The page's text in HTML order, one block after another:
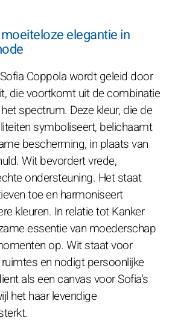
elegantie in
Coppola wordt geleid door
die voortkomt uit de combinatie
spectrum. Deze kleur, die de
symboliseert, belichaamt
bescherming, in plaats van
Wit bevordert vrede,
ondersteuning. Het staat
toe en harmoniseert
kleuren. In relatie tot Kanker
essentie van moederschap
op. Wit staat voor
en nodigt persoonlijke
als een canvas voor Sofia's
het haar levendige